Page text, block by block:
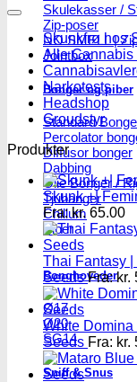
Skulekasser /
Zip-poser
NO SMELL |
Jointbox
Bonger og piber
Standard
Percolator
Diffusor bonger
Dabbing
Olie Bonger /
Tjubanger
Chillum
Piber
Bonghoveder
Ø17
Ø20
SG14
Sniff & Snus
Skunkfrø hos
Alle Cannabis
Narkotests
Headshop
Groudstyr
Produkter
Skunk +|
Fra:kr. 65.00
Thai Fantasy
Seeds Fra:kr.
White
Seeds Fra: kr.